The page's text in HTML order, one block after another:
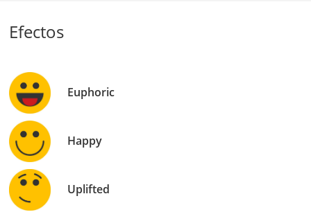
Efectos
Euphoric
Happy
Uplifted